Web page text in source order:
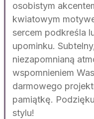
osobistym
kwiatowym
sercem podkreśla
upominku.
niezapomnianą
wspomnieniem
darmowego
pamiątkę.
stylu!